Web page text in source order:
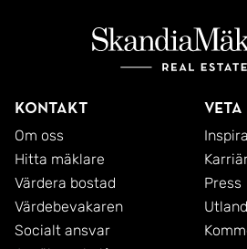
kort promenad bort och
restauranger, apotek och
Järfälla är en kommun i stark
stadspuls och natur möts på
vackra grönområden,
Mälarens glittrande vatten.
Kontakt
Om oss
Hitta mäklare
Värdera bostad
Värdebevakaren
Socialt ansvar
Veta
Press
Utland